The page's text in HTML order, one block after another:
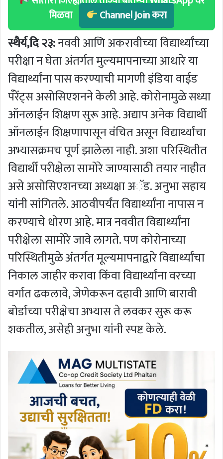
मिळवा
Channel Join करा
स्थैर्य,दि २३:नववी आणि अकरावीच्या विद्यार्थ्यांच्या
परीक्षा न घेता अंतर्गत मुल्यमापनाच्या आधारे या
विद्यार्थ्यांना पास करण्याची मागणी इंडिया वाईड
पँरेंट्स असोसिएशनने केली आहे. कोरोनामुळे सध्या
ऑनलाईन शिक्षण सुरू आहे. अद्याप अनेक विद्यार्थी
ऑनलाईन शिक्षणापासून वंचित असून विद्यार्थ्यांचा
अभ्यासक्रमच पूर्ण झालेला नाही. अशा परिस्थितीत
विद्यार्थी परीक्षेला सामोरे जाण्यासाठी तयार नाहीत
असे असोसिएशनच्या अध्यक्षा अॅड. अनुभा सहाय
यांनी सांगितले. आठवीपर्यंत विद्यार्थ्यांना नापास न
करण्याचे धोरण आहे. मात्र नववीत विद्यार्थ्यांना
परीक्षेला सामोरे जावे लागते. पण कोरोनाच्या
परिस्थितीमुळे अंतर्गत मूल्यमापनाद्वारे विद्यार्थ्यांचा
निकाल जाहीर करावा किंवा विद्यार्थ्यांना वरच्या
वर्गात ढकलावे, जेणेकरून दहावी आणि बारावी
बोर्डाच्या परीक्षेचा अभ्यास ते लवकर सुरू करू
शकतील, असेही अनुभा यांनी स्पष्ट केले.